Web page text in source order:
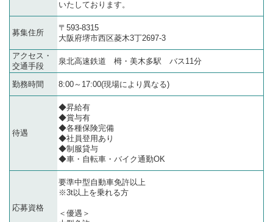
いたしております。
募集住所
〒593-8315
大阪府堺市西区菱木3丁2697-3
アクセス・
交通手段
泉北高速鉄道 栂・美木多駅 バス11分
勤務時間 8:00～17:00(現場により異なる)
待遇
◆昇給有
◆賞与有
◆各種保険完備
◆社員登用あり
◆制服貸与
◆車・自転車・バイク通勤OK
応募資格
要準中型自動車免許以上
※3t以上を乗れる方
＜優遇＞